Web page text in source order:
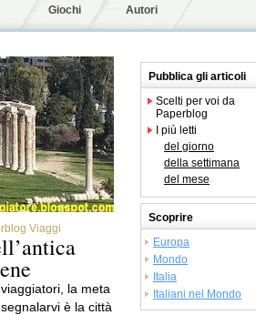
Giochi Autori
Viaggi
la meta
è la città
Pubblica gli articoli
Scelti per voi da
Paperblog
I più letti
del giorno
della settimana
del mese
Scoprire
Europa
Mondo
Italia
Italiani nel Mondo